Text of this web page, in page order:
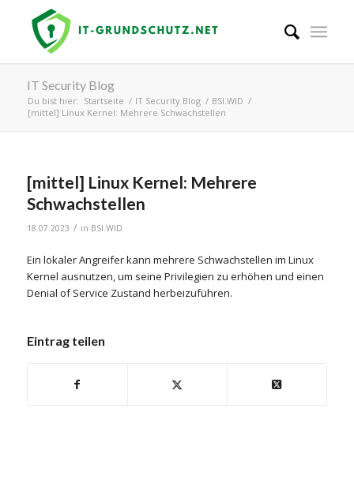
IT Security Blog
Du bist hier: Startseite / IT Security Blog / BSI.WID /
[mittel] Linux Kernel: Mehrere Schwachstellen
[mittel] Linux Kernel: Mehrere
Schwachstellen
18.07.2023 / in BSI.WID
Ein lokaler Angreifer kann mehrere Schwachstellen im Linux
Kernel ausnutzen, um seine Privilegien zu erhöhen und einen
Denial of Service Zustand herbeizuführen.
Eintrag teilen